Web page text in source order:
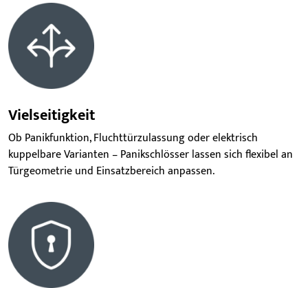
Vielseitigkeit
Ob Panikfunktion, Fluchttürzulassung oder elektrisch
kuppelbare Varianten – Panikschlösser lassen sich flexibel an
Türgeometrie und Einsatzbereich anpassen.